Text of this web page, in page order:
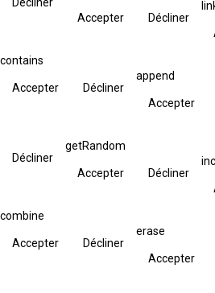
Accepter Décliner
contains
Accepter Décliner
append
Accepter
Décliner
getRandom
Accepter Décliner
combine
Accepter Décliner
erase
Accepter